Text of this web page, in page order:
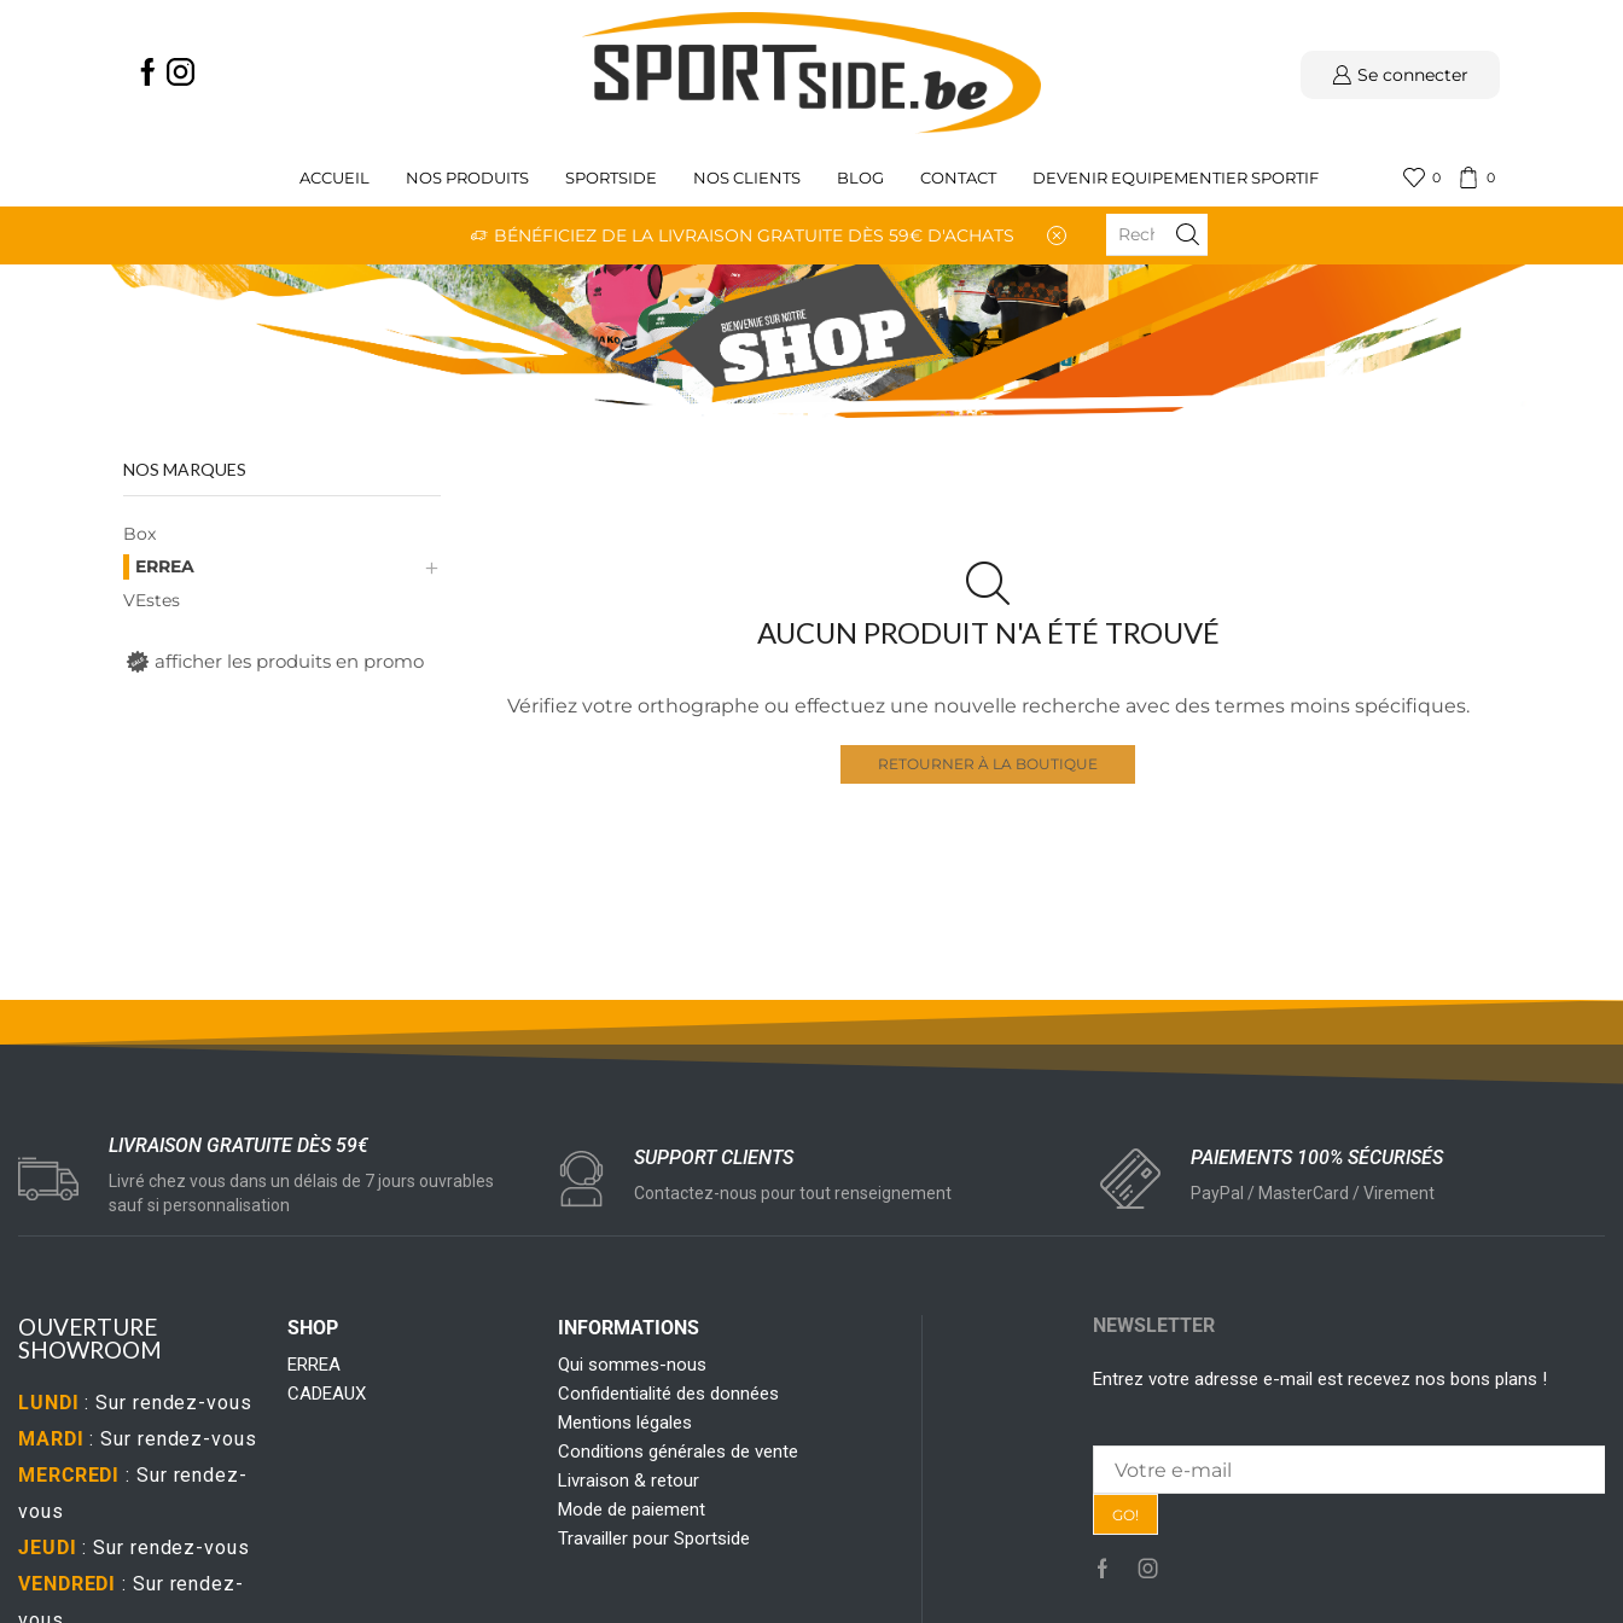
Se connecter
ACCUEIL NOS PRODUITS SPORTSIDE NOS CLIENTS BLOG CONTACT DEVENIR EQUIPEMENTIER SPORTIF 0 0
BÉNÉFICIEZ DE LA LIVRAISON GRATUITE DÈS 59€ D'ACHATS BÉNÉFICIEZ DE LA LIVRAISON GRATUITE DÈS 59€
AUCUN PRODUIT N'A ÉTÉ TROUVÉ
Vérifiez votre orthographe ou effectuez une nouvelle recherche avec des termes moins spécifiques.
RETOURNER À LA BOUTIQUE
NOS MARQUES
Box
ERREA
VEstes
afficher les produits en promo
LIVRAISON GRATUITE DÈS 59€
Livré chez vous dans un délais de 7 jours ouvrables
sauf si personnalisation
SUPPORT CLIENTS
Contactez-nous pour tout renseignement
PAIEMENTS 100% SÉCURISÉS
PayPal / MasterCard / Virement
OUVERTURE
SHOWROOM
LUNDI : Sur rendez-vous
MARDI: Sur rendez-vous
MERCREDI : Sur rendez-
vous
JEUDI : Sur rendez-vous
VENDREDI : Sur rendez-
SHOP
ERREA
CADEAUX
INFORMATIONS
Qui sommes-nous
Confidentialité des données
Mentions légales
Conditions générales de vente
Livraison & retour
Mode de paiement
Travailler pour Sportside
NEWSLETTER
Entrez votre adresse e-mail est recevez nos bons plans !